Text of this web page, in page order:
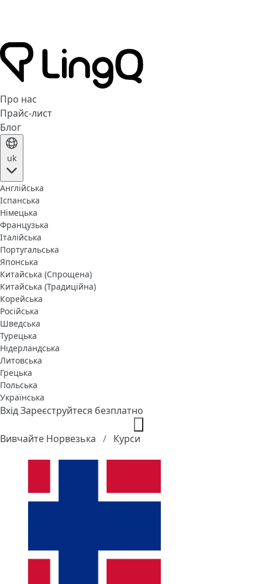
Про нас
Прайс-лист
Блог
uk
Англійська
Іспанська
Німецька
Французька
Італійська
Португальська
Японська
Китайська (Спрощена)
Китайська (Традиційна)
Корейська
Російська
Шведська
Турецька
Нідерландська
Литовська
Грецька
Польська
Українська
ВхідЗареєструйтеся безплатно
Вивчайте Норвезька Курси